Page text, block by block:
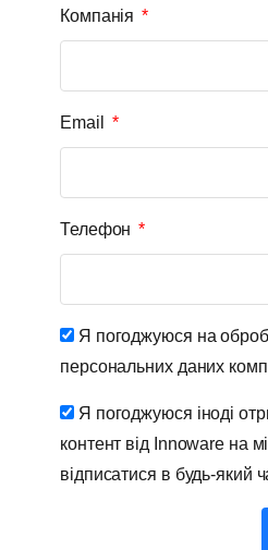
Компанія
Email
Телефон
Я погоджуюся на
персональних даних
Я погоджуюся іноді
контент від Innoware на
відписатися в будь-який